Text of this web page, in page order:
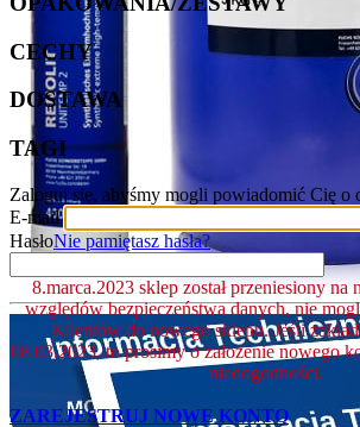
CECHY
DOSTAWA
TAGI
Zaloguj się, abyśmy mogli powiadomić Cię o
E-mail
HasłoNie pamiętasz hasła?
8.marca.2023 sklep został przeniesiony na
względów bezpieczeństwa danych, nie
Klientów do nowego sklepu. Jeśli
08.03.2023, to prosimy o założenie nowego
niedogodności.
ZAREJESTRUJ NOWE KONTO